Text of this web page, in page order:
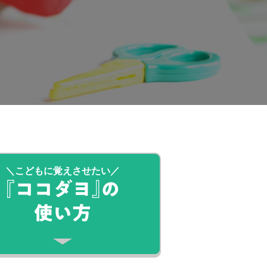
＼こどもに覚えさせたい／